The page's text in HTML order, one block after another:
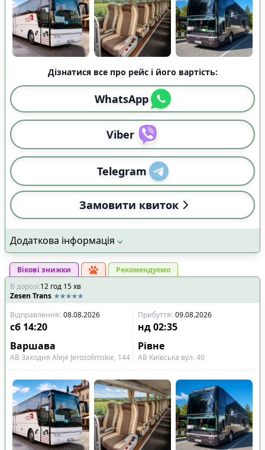
Дізнатися все про рейс і його вартість:
WhatsApp
Viber
Telegram
Замовити квиток
Додаткова інформація
Вікові знижки
Рекомендуємо
В дорозі:12 год 15хв
Zesen Trans
Відправлення: 08.08.2026 Прибуття: 09.08.2026
сб 14:20 нд 02:35
Варшава
Рівне
АВ Заходня Aleje Jerozolimskie, 144 АВ Київська вул. 40